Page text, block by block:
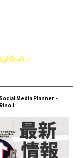
Social Media Planner -
Rino.I